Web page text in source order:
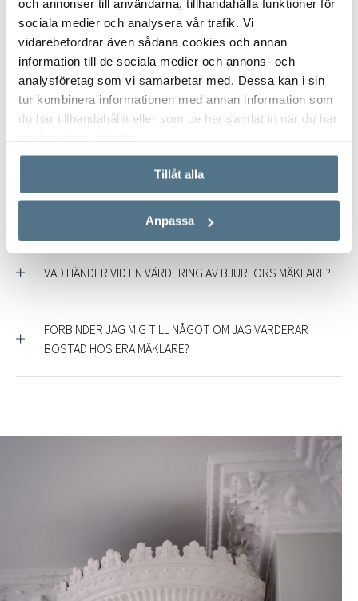
och annonser till användarna, tillhandahålla funktioner för
sociala medier och analysera vår trafik. Vi
vidarebefordrar även sådana cookies och annan
information till de sociala medier och annons- och
analysföretag som vi samarbetar med. Dessa kan i sin
tur kombinera informationen med annan information som
du har tillhandahållit eller som de har samlat in när du har
Tillåt alla
Anpassa
Så kan våra mäklare hjälpa dig
Är det dags att förverkliga drömmen om ett
nytt hem? Bjurfors mäklare ger dig gärna en
fri värdering – och finns med dig hela vägen till
JAG VILL SÄLJA BOSTAD I FRAMTIDEN. KAN JAG ÄNDÅ
VAD HÄNDER VID EN VÄRDERING AV BJURFORS MÄKLARE?
FÖRBINDER JAG MIG TILL NÅGOT OM JAG VÄRDERAR
BOSTAD HOS ERA MÄKLARE?